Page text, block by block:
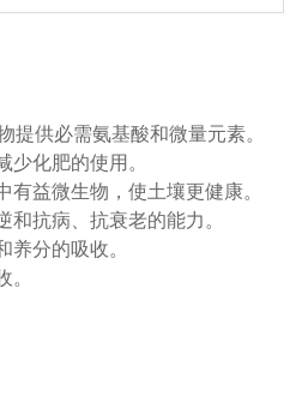
提供必需氨基酸和微量元素。
少化肥的使用。
益微生物，使土壤更健康。
抗病、抗衰老的能力。
养分的吸收。
。